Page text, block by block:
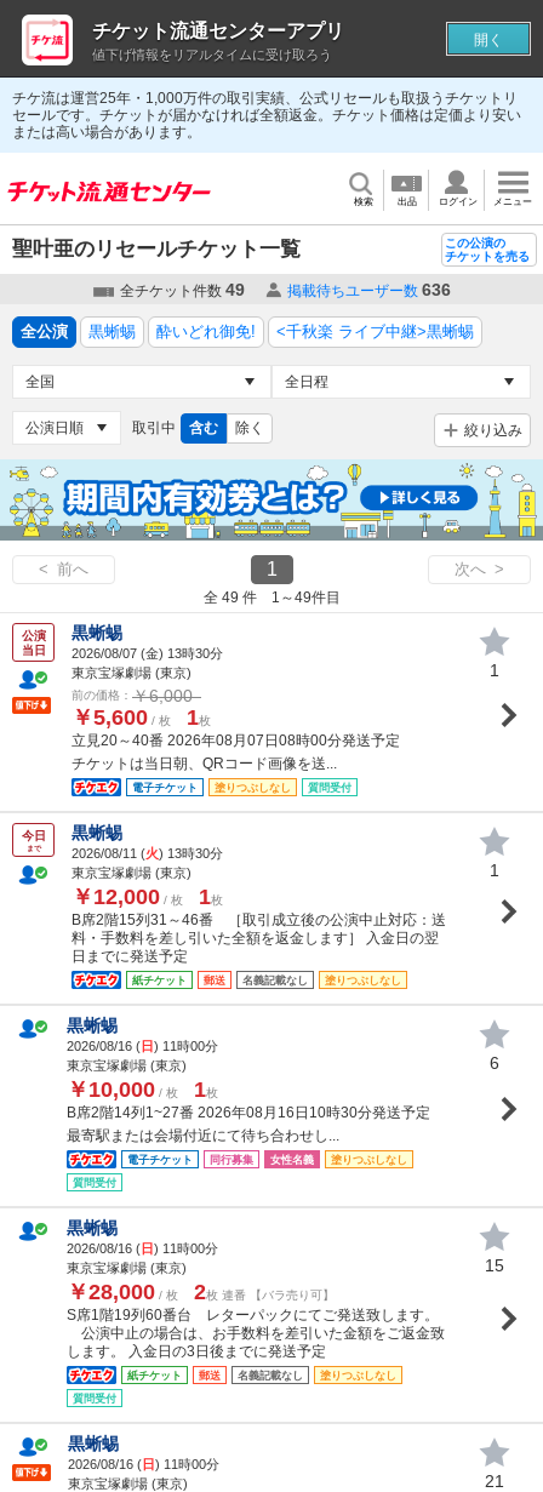
チケ流は運営25年・1,000万件の取引実績、公式リセールも取扱うチケットリ
セールです。チケットが届かなければ全額返金。チケット価格は定価より安い
または高い場合があります。
検索 出品 ログイン メニュー
聖叶亜のリセールチケット一覧
この公演の
チケットを売る
全チケット件数 49 掲載待ちユーザー数 636
全公演 黒蜥蜴 酔いどれ御免! <千秋楽 ライブ中継>黒蜥蜴
取引中 含む 除く 絞り込み
< 前へ 1 次へ >
全 49 件 1～49件目
公演
当日
黒蜥蜴
2026/08/07 (金) 13時30分
東京宝塚劇場 (東京)
前の価格： ￥6,000
￥5,600 / 枚 1枚
立見20～40番 2026年08月07日08時00分発送予定
チケットは当日朝、QRコード画像を送...
電子チケット 塗りつぶしなし 質問受付
1
今日
まで
黒蜥蜴
2026/08/11 (火) 13時30分
東京宝塚劇場 (東京)
￥12,000 / 枚 1枚
B席2階15列31～46番 ［取引成立後の公演中止対応：送
料・手数料を差し引いた全額を返金します］ 入金日の翌
日までに発送予定
紙チケット 郵送 名義記載なし 塗りつぶしなし
1
黒蜥蜴
2026/08/16 (日) 11時00分
東京宝塚劇場 (東京)
￥10,000 / 枚 1枚
B席2階14列1~27番 2026年08月16日10時30分発送予定
最寄駅または会場付近にて待ち合わせし...
電子チケット 同行募集 女性名義
塗りつぶしなし
質問受付
6
黒蜥蜴
2026/08/16 (日) 11時00分
東京宝塚劇場 (東京)
￥28,000 / 枚 2枚 連番 【バラ売り可】
S席1階19列60番台 レターパックにてご発送致します。
公演中止の場合は、お手数料を差引いた金額をご返金致
します。 入金日の3日後までに発送予定
紙チケット 郵送 名義記載なし
塗りつぶしなし
質問受付
15
黒蜥蜴
2026/08/16 (日) 11時00分
東京宝塚劇場 (東京)
21
チケット流通センターアプリ
値下げ情報をリアルタイムに受け取ろう
開く